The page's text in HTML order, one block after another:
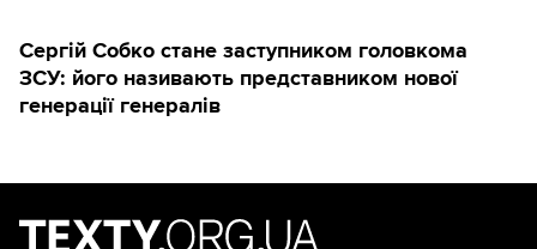
Сергій Собко стане заступником головкома
ЗСУ: його називають представником нової
генерації генералів